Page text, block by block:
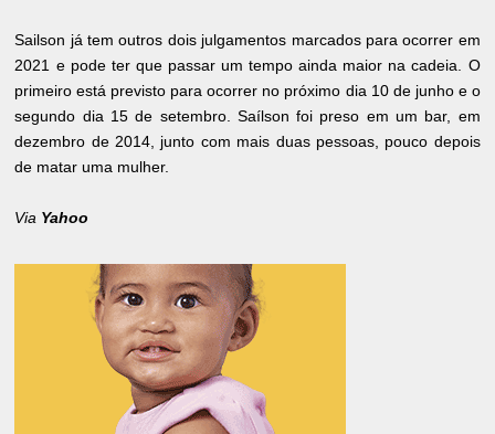
Sailson já tem outros dois julgamentos marcados para ocorrer em
2021 e pode ter que passar um tempo ainda maior na cadeia. O
primeiro está previsto para ocorrer no próximo dia 10 de junho e o
segundo dia 15 de setembro. Saílson foi preso em um bar, em
dezembro de 2014, junto com mais duas pessoas, pouco depois
de matar uma mulher.
Via Yahoo